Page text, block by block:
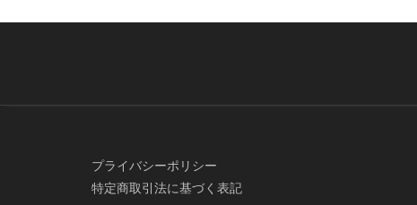
プライバシーポリシー
特定商取引法に基づく表記